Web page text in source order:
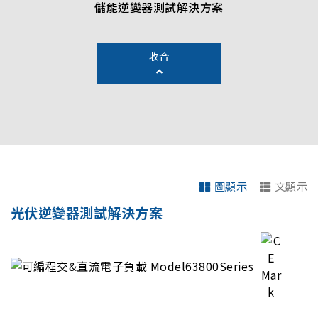
儲能逆變器測試解決方案
收合
圖顯示 文顯示
光伏逆變器測試解決方案